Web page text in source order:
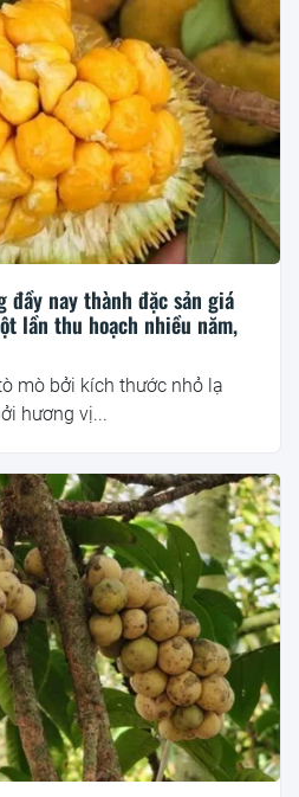
đầy nay thành đặc sản giá
lần thu hoạch nhiều năm,
mò bởi kích thước nhỏ lạ
hương vị...